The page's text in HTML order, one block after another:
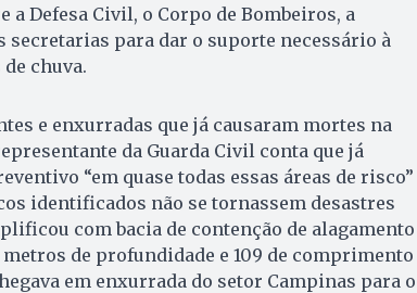
a Defesa Civil, o Corpo de Bombeiros, a
secretarias para dar o suporte necessário à
chuva.
e enxurradas que já causaram mortes na
da Guarda Civil conta que já
“em quase todas essas áreas de risco”
identificados não se tornassem desastres
com bacia de contenção de alagamento
metros de profundidade e 109 de comprimento
em enxurrada do setor Campinas para o